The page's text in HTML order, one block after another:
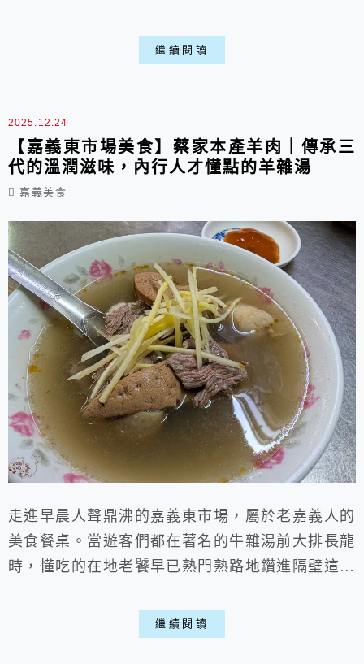
物的香氣，許多知名小吃聚集於此。想知道嘉義東
市場必吃美食有哪些嗎？本篇將帶你深入這座充滿
網絲肉捲等排隊名店，並附上最完整的停車與交通
指引，讓你第一次逛東市場就上手！
繼續閱讀
2025.12.24
【嘉義東市場美食】蔡家本產羊肉｜傳承三
代的溫潤滋味，內行人才懂點的羊雜湯
嘉義美食
走進早晨人聲鼎沸的嘉義東市場，屬於老嘉義人的
美食餐桌。當遊客們都在著名的牛雜湯前大排長龍
時，懂吃的在地老饕早已熟門熟路地鑽進隔壁這間
人潮，卻有傳承幾十年的樸實好手藝。店家堅持使
用每日新鮮直送的本產溫體羊肉，一碗溫暖好喝的
繼續閱讀